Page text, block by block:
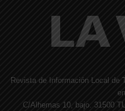
Revista de Información Local de
C/Alhemas 10, bajo. 31500